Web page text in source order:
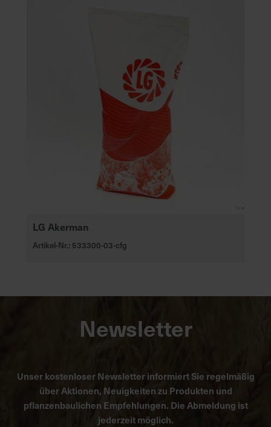
LG Akerman
Artikel-Nr.: 533300-03-cfg
Newsletter
Unser kostenloser Newsletter informiert Sie regelmäßig
über Aktionen, Neuigkeiten zu Produkten und
pflanzenbaulichen Empfehlungen. Die Abmeldung ist
jederzeit möglich.